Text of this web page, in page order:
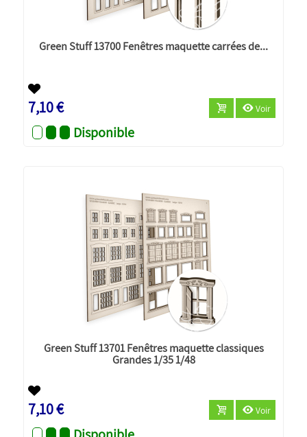
Green Stuff 13700 Fenêtres maquette carrées de...
7,10 € Voir
Disponible
Green Stuff 13701 Fenêtres maquette classiques
Grandes 1/35 1/48
7,10 € Voir